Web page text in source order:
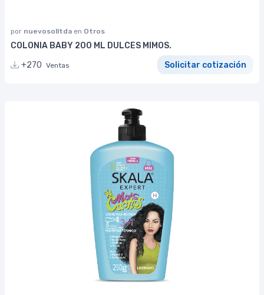
por nuevosolltda en Otros
COLONIA BABY 200 ML DULCES MIMOS.
+270 Ventas Solicitar cotización